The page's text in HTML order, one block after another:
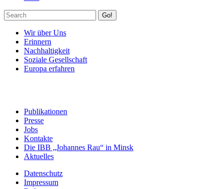
Go!
Wir über Uns
Erinnern
Nachhaltigkeit
Soziale Gesellschaft
Europa erfahren
Publikationen
Presse
Jobs
Kontakte
Die IBB „Johannes Rau“ in Minsk
Aktuelles
Datenschutz
Impressum